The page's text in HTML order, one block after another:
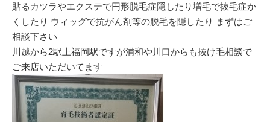
貼るカツラやエクステで円形脱毛症隠したり増毛で抜毛症か
くしたり ウィッグで抗がん剤等の脱毛を隠したり まずはご
相談下さい
川越から2駅上福岡駅ですが浦和や川口からも抜け毛相談で
ご来店いただいてます